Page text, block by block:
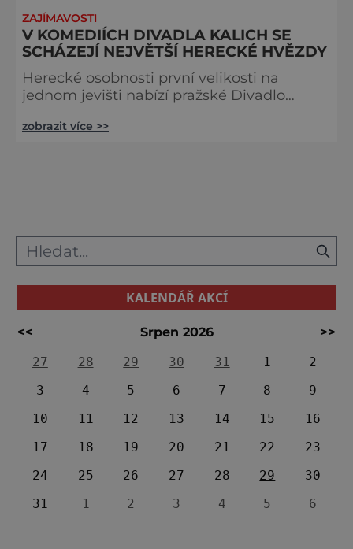
ZAJÍMAVOSTI
V KOMEDIÍCH DIVADLA KALICH SE
SCHÁZEJÍ NEJVĚTŠÍ HERECKÉ HVĚZDY
Herecké osobnosti první velikosti na
jednom jevišti nabízí pražské Divadlo
muzikálů vyhlášené také svým výběrem
nejoblíbenějšími hereckými tvářemi.
Činoherní repertoár d
zobrazit více >>
KALENDÁŘ AKCÍ
<< Srpen 2026
>>
27
28 29 30 31 1
2
3
4 5 6 7 8
9
10
11 12 13 14 15
16
17
18 19 20 21 22
23
24
25 26 27 28 29
30
31
1 2 3 4 5 6